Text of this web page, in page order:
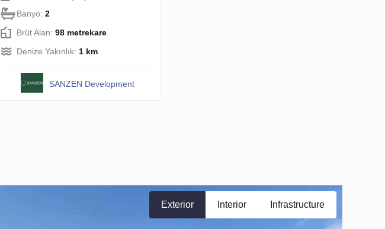
Banyo: 2
Brüt Alan: 98 metrekare
Denize Yakınlık: 1 km
SANZEN Development
Exterior Interior Infrastructure